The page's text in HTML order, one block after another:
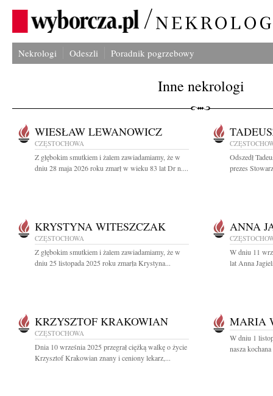
Nekrologi Odeszli Poradnik pogrzebowy
Inne nekrologi
WIESŁAW LEWANOWICZ
CZĘSTOCHOWA
Z głębokim smutkiem i żalem zawiadamiamy, że w
dniu 28 maja 2026 roku zmarł w wieku 83 lat Dr n....
Odszedł
prezes
KRYSTYNA WITESZCZAK
CZĘSTOCHOWA
Z głębokim smutkiem i żalem zawiadamiamy, że w
dniu 25 listopada 2025 roku zmarła Krystyna...
ANNA
W dniu 11
lat Anna
KRZYSZTOF KRAKOWIAN
CZĘSTOCHOWA
Dnia 10 września 2025 przegrał ciężką walkę o życie
Krzysztof Krakowian znany i ceniony lekarz,...
MARIA
W dniu 1
nasza